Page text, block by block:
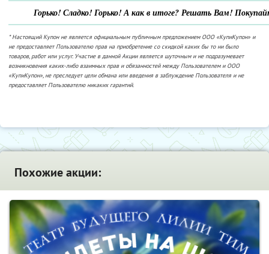
Горько! Сладко! Горько! А как в итоге? Решать Вам!
* Настоящий Купон не является официальным публичным предложением ООО «КупиКупон» и
не предоставляет Пользователю прав на приобретение со скидкой каких бы то ни было
товаров, работ или услуг. Участие в данной Акции является шуточным и не подразумевает
возникновения каких-либо взаимных прав и обязанностей между Пользователем и ООО
«КупиКупон», не преследует цели обмана или введения в заблуждение Пользователя и не
предоставляет Пользователю никаких гарантий.
Похожие акции: